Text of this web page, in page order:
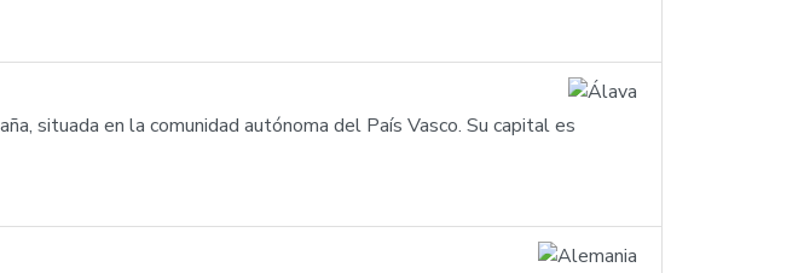
situada en la comunidad autónoma del País Vasco. Su capital es